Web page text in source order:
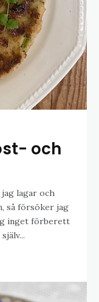
och
lagar och
så försöker jag
inget förberett